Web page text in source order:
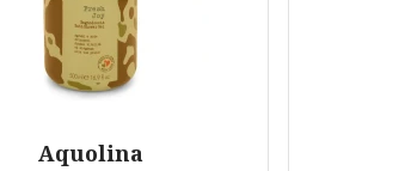
Aquolina